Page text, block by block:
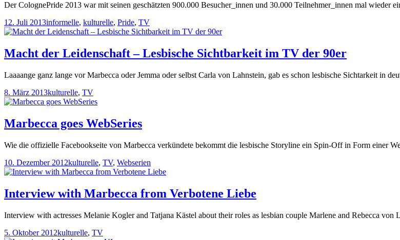
Der ColognePride 2013 war mit seinen geschätzten 900.000 Besucher_innen und 30.000 Teilnehmer_innen mal wieder
12. Juli 2013informelle, kulturelle, Pride, TV
Macht der Leidenschaft – Lesbische Sichtbarkeit im TV der 90er
Laaaange ganz lange vor Marbecca oder Jemma oder selbst Carla von Lahnstein, gab es schon lesbische Sichtarkeit in
8. März 2013kulturelle, TV
Marbecca goes WebSeries
Wie die offizielle Facebookseite von Marbecca verkündete bekommt die lesbische Storyline ein Spin-Off in Form einer
10. Dezember 2012kulturelle, TV, Webserien
Interview with Marbecca from Verbotene Liebe
Interview with actresses Melanie Kogler and Tatjana Kästel about their roles as lesbian couple Marlene and Rebecca
5. Oktober 2012kulturelle, TV